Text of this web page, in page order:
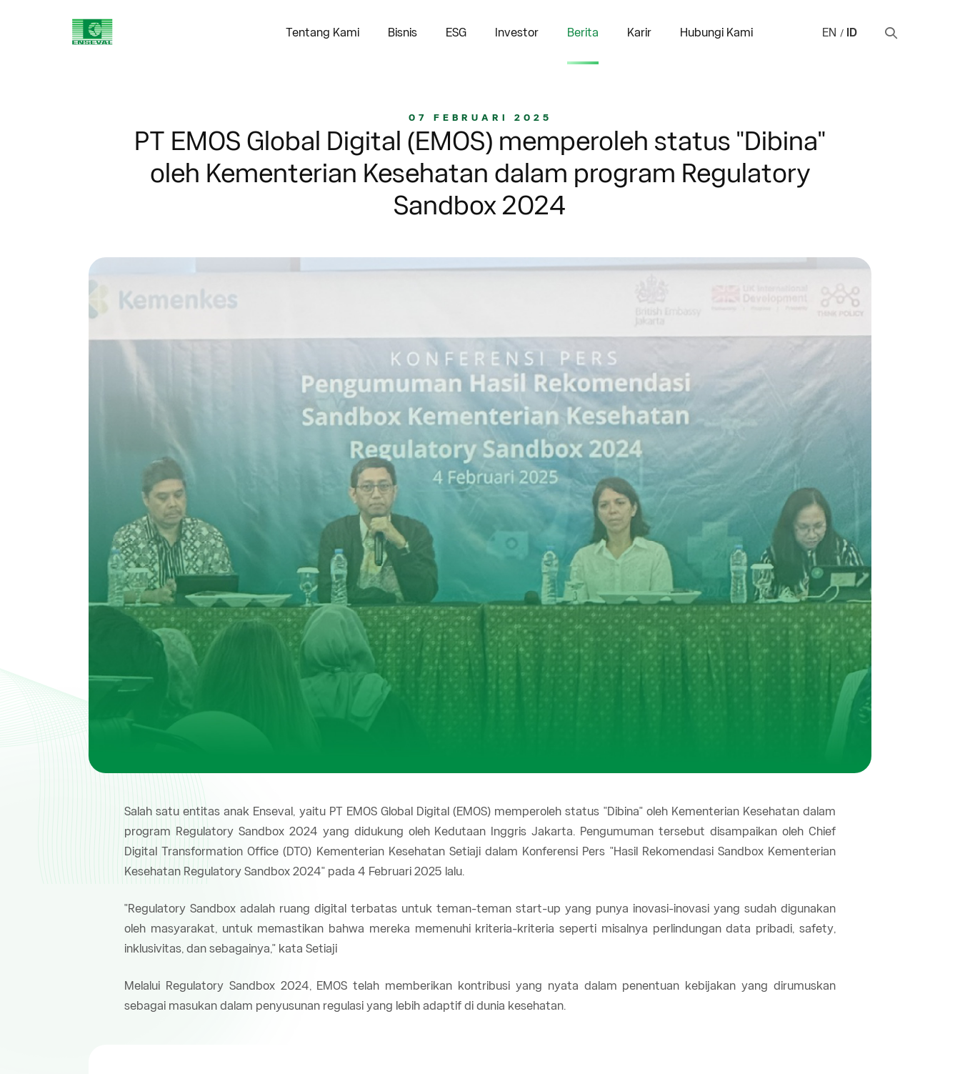
Tentang Kami Bisnis ESG Investor Berita Karir Hubungi Kami EN ID
07 FEBRUARI 2025
PT EMOS Global Digital (EMOS) memperoleh status "Dibina"
oleh Kementerian Kesehatan dalam program Regulatory
Sandbox 2024
Salah satu entitas anak Enseval, yaitu PT EMOS Global Digital (EMOS) memperoleh status "Dibina" oleh Kementerian Kesehatan dalam
program Regulatory Sandbox 2024 yang didukung oleh Kedutaan Inggris Jakarta. Pengumuman tersebut disampaikan oleh Chief
Digital Transformation Office (DTO) Kementerian Kesehatan Setiaji dalam Konferensi Pers "Hasil Rekomendasi Sandbox Kementerian
Kesehatan Regulatory Sandbox 2024" pada 4 Februari 2025 lalu.
"Regulatory Sandbox adalah ruang digital terbatas untuk teman-teman start-up yang punya inovasi-inovasi yang sudah digunakan
oleh masyarakat, untuk memastikan bahwa mereka memenuhi kriteria-kriteria seperti misalnya perlindungan data pribadi, safety,
inklusivitas, dan sebagainya," kata Setiaji
Melalui Regulatory Sandbox 2024, EMOS telah memberikan kontribusi yang nyata dalam penentuan kebijakan yang dirumuskan
sebagai masukan dalam penyusunan regulasi yang lebih adaptif di dunia kesehatan.